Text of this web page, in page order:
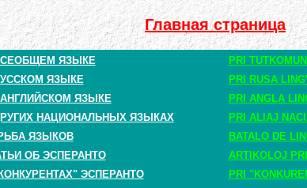
Главная страница
ЯЗЫКЕ
PRI
ЯЗЫКЕ
PRI RUSA
ЯЗЫКЕ
PRI ANGLA
НАЦИОНАЛЬНЫХ ЯЗЫКАХ
PRI ALIAJ
ЯЗЫКОВ
BATALO DE
ОБ ЭСПЕРАНТО
ARTIKOLOJ
ЭСПЕРАНТО
PRI